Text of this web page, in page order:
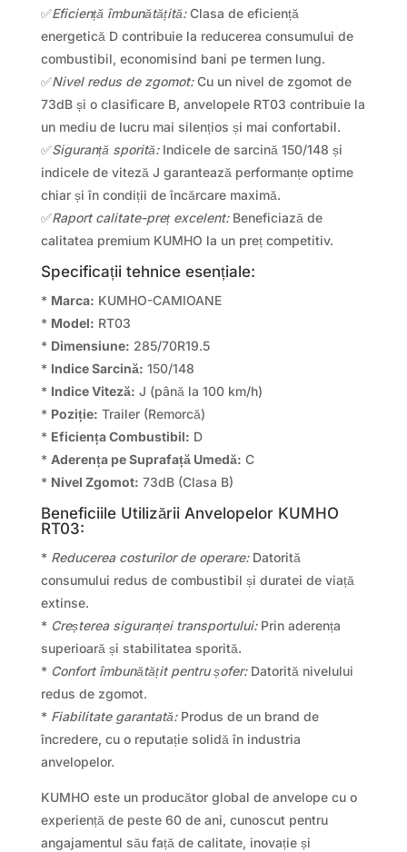
✅Eficiență îmbunătățită:Clasa de eficiență
energetică D contribuie la reducerea consumului de
combustibil, economisind bani pe termen lung.
✅Nivel redus de zgomot:Cu un nivel de zgomot de
73dB și o clasificare B, anvelopele RT03 contribuie la
un mediu de lucru mai silențios și mai confortabil.
✅Siguranță sporită:Indicele de sarcină 150/148 și
indicele de viteză J garantează performanțe optime
chiar și în condiții de încărcare maximă.
✅Raport calitate-preț excelent:Beneficiază de
calitatea premium KUMHO la un preț competitiv.
Specificații tehnice esențiale:
* Marca: KUMHO-CAMIOANE
* Model: RT03
* Dimensiune: 285/70R19.5
* Indice Sarcină: 150/148
* Indice Viteză: J (până la 100 km/h)
* Poziție: Trailer (Remorcă)
* Eficiența Combustibil: D
* Aderența pe Suprafață Umedă: C
* Nivel Zgomot: 73dB (Clasa B)
Beneficiile Utilizării Anvelopelor KUMHO
RT03:
* Reducerea costurilor de operare:Datorită
consumului redus de combustibil și duratei de viață
extinse.
* Creșterea siguranței transportului:Prin aderența
superioară și stabilitatea sporită.
* Confort îmbunătățit pentru șofer:Datorită nivelului
redus de zgomot.
* Fiabilitate garantată:Produs de un brand de
încredere, cu o reputație solidă în industria
anvelopelor.
KUMHO este un producător global de anvelope cu o
experiență de peste 60 de ani, cunoscut pentru
angajamentul său față de calitate, inovație și